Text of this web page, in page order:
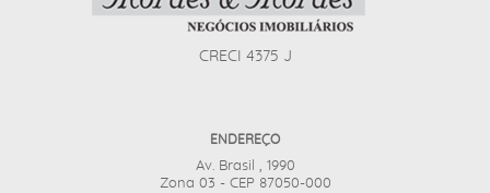
CRECI 4375 J
ENDEREÇO
Av. Brasil , 1990
Zona 03 - CEP 87050-000